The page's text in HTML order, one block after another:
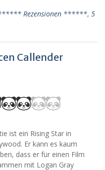
Rezensionen ******, 5
Callender
ist ein Rising Star in
Er kann es kaum
dass er für einen Film
mit Logan Gray